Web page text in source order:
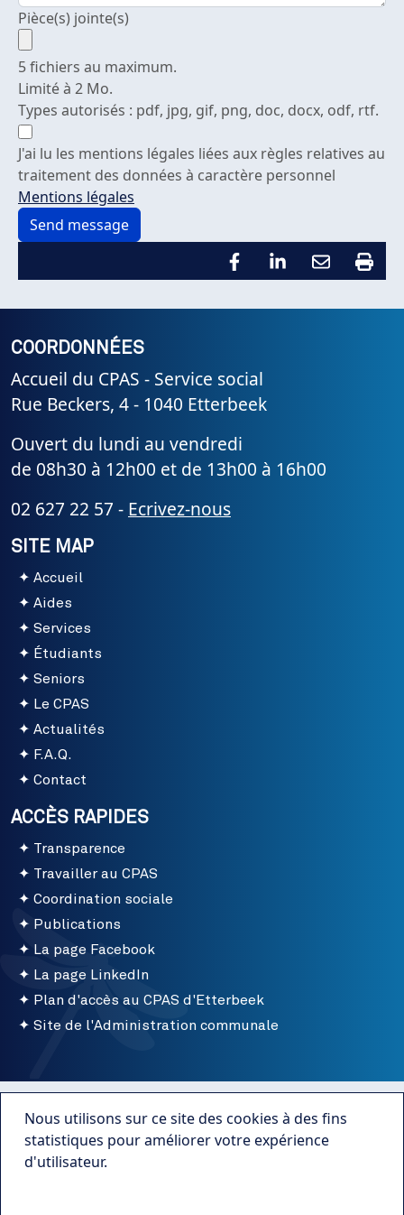
Pièce(s) jointe(s)
5 fichiers au maximum.
Limité à 2 Mo.
Types autorisés : pdf, jpg, gif, png, doc, docx, odf, rtf.
J'ai lu les mentions légales liées aux règles relatives au
traitement des données à caractère personnel
Mentions légales
COORDONNÉES
Accueil du CPAS - Service social
Rue Beckers, 4 - 1040 Etterbeek
Ouvert du lundi au vendredi
de 08h30 à 12h00 et de 13h00 à 16h00
02 627 22 57 - Ecrivez-nous
SITE MAP
Accueil
Aides
Services
Étudiants
Seniors
Le CPAS
Actualités
F.A.Q.
Contact
ACCÈS RAPIDES
Transparence
Travailler au CPAS
Coordination sociale
Publications
La page Facebook
La page LinkedIn
Plan d'accès au CPAS d'Etterbeek
Site de l'Administration communale
Menu bottom
Mentions légales
Nous utilisons sur ce site des cookies à des fins
statistiques pour améliorer votre expérience
d'utilisateur.